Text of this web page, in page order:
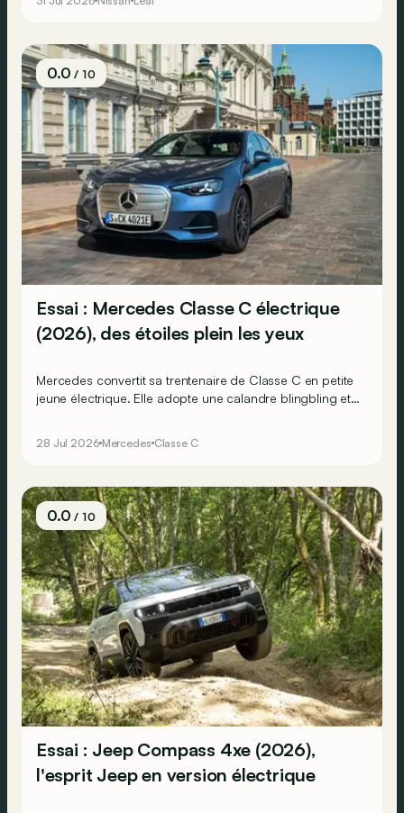
aussi séduire !
0.0/ 10
Essai : Mercedes Classe C électrique
(2026), des étoiles plein les yeux
Mercedes convertit sa trentenaire de Classe C en petite
jeune électrique. Elle adopte une calandre blingbling et
devancières ?
28 Jul 2026 Mercedes Classe C
0.0/ 10
Essai : Jeep Compass 4xe (2026),
l'esprit Jeep en version électrique